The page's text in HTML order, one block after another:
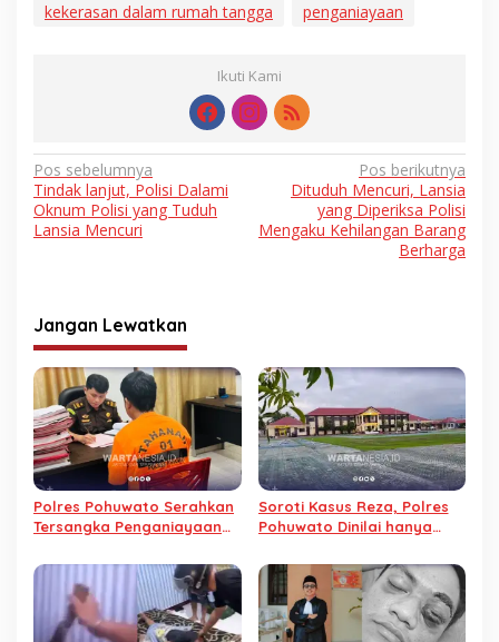
kekerasan dalam rumah tangga
penganiayaan
Ikuti Kami
Navigasi
pos
Pos sebelumnya
Tindak lanjut, Polisi Dalami
Oknum Polisi yang Tuduh
Lansia Mencuri
Pos berikutnya
Dituduh Mencuri, Lansia
yang Diperiksa Polisi
Mengaku Kehilangan Barang
Berharga
Jangan Lewatkan
Polres Pohuwato Serahkan
Tersangka Penganiayaan
Kejaksaan Marisa
Soroti Kasus Reza, Polres
Pohuwato Dinilai hanya